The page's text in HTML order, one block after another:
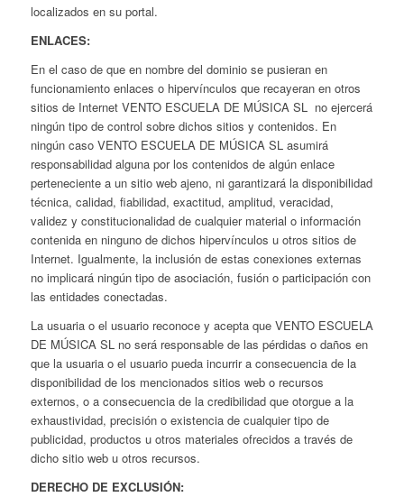
localizados en su portal.
ENLACES:
En el caso de que en nombre del dominio se pusieran en
funcionamiento enlaces o hipervínculos que recayeran en otros
sitios de Internet VENTO ESCUELA DE MÚSICA SL no ejercerá
ningún tipo de control sobre dichos sitios y contenidos. En
ningún caso VENTO ESCUELA DE MÚSICA SL asumirá
responsabilidad alguna por los contenidos de algún enlace
perteneciente a un sitio web ajeno, ni garantizará la disponibilidad
técnica, calidad, fiabilidad, exactitud, amplitud, veracidad,
validez y constitucionalidad de cualquier material o información
contenida en ninguno de dichos hipervínculos u otros sitios de
Internet. Igualmente, la inclusión de estas conexiones externas
no implicará ningún tipo de asociación, fusión o participación con
las entidades conectadas.
La usuaria o el usuario reconoce y acepta que VENTO ESCUELA
DE MÚSICA SL no será responsable de las pérdidas o daños en
que la usuaria o el usuario pueda incurrir a consecuencia de la
disponibilidad de los mencionados sitios web o recursos
externos, o a consecuencia de la credibilidad que otorgue a la
exhaustividad, precisión o existencia de cualquier tipo de
publicidad, productos u otros materiales ofrecidos a través de
dicho sitio web u otros recursos.
DERECHO DE EXCLUSIÓN: